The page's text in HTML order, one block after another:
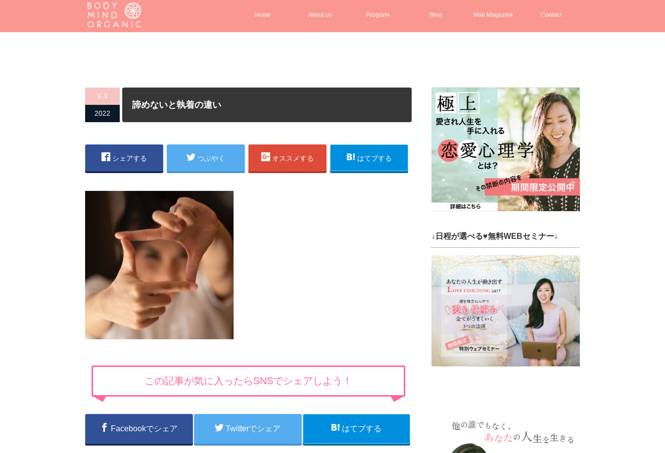
Home About us Program Blog Mail Magazine Contact
6.3
2022
諦めないと執着の違い
シェアする つぶやく オススメする はてブする
この記事が気に入ったらSNSでシェアしよう！
Facebookでシェア Twitterでシェア はてブする
↓日程が選べる♥無料WEBセミナー↓